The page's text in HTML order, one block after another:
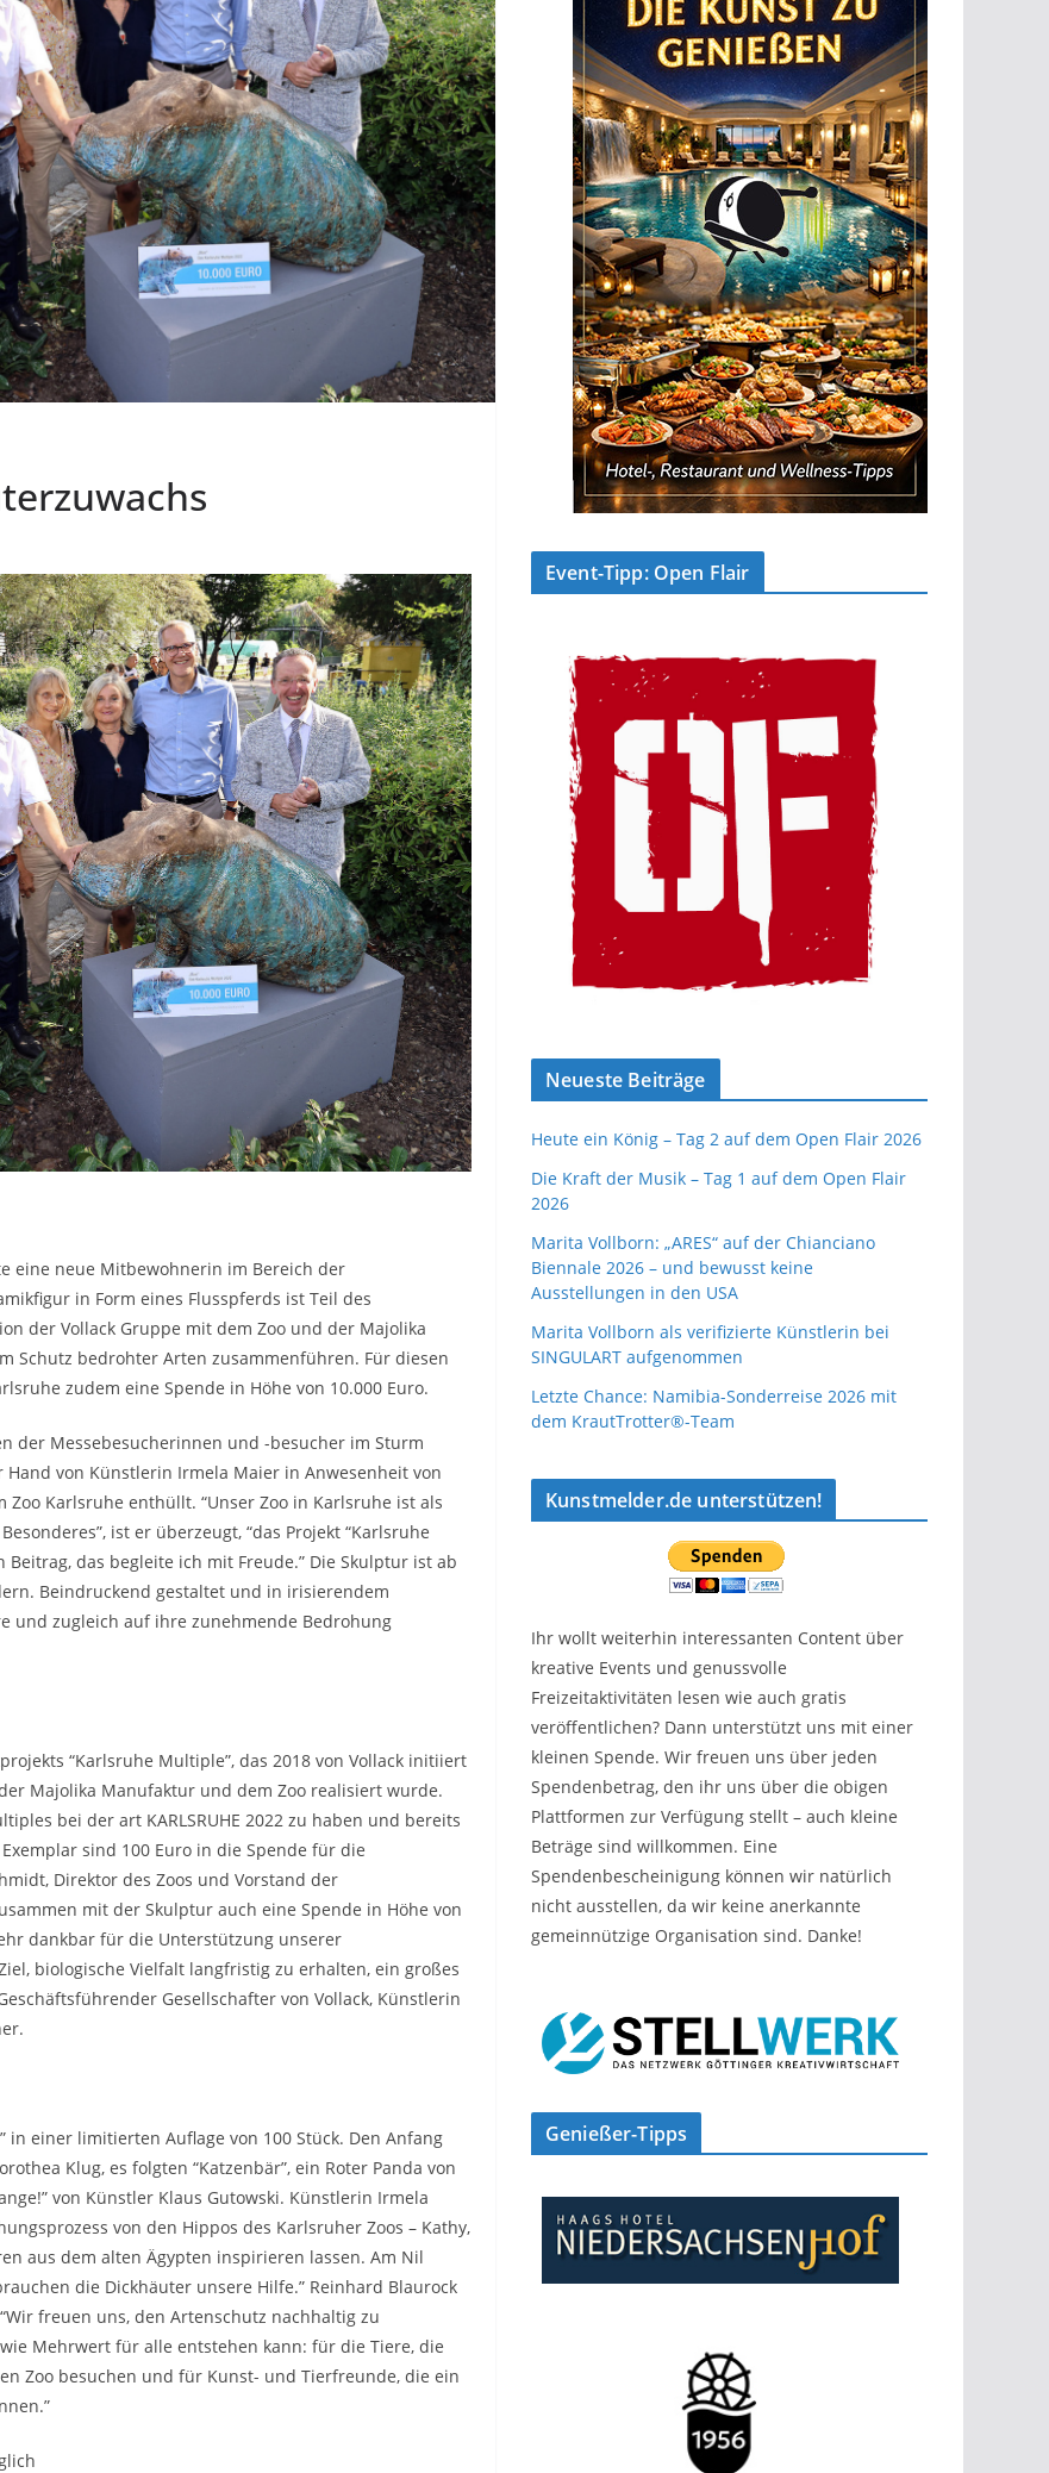
eine neue Mitbewohnerin im Bereich der
in Form eines Flusspferds ist Teil des
der Vollack Gruppe mit dem Zoo und der Majolika
Schutz bedrohter Arten zusammenführen. Für diesen
zudem eine Spende in Höhe von 10.000 Euro.
der Messebesucherinnen und -besucher im Sturm
von Künstlerin Irmela Maier in Anwesenheit von
Karlsruhe enthüllt. “Unser Zoo in Karlsruhe ist als
ist er überzeugt, “das Projekt “Karlsruhe
das begleite ich mit Freude.” Die Skulptur ist ab
Beindruckend gestaltet und in irisierendem
und zugleich auf ihre zunehmende Bedrohung
“Karlsruhe Multiple”, das 2018 von Vollack initiiert
Majolika Manufaktur und dem Zoo realisiert wurde.
bei der art KARLSRUHE 2022 zu haben und bereits
sind 100 Euro in die Spende für die
Direktor des Zoos und Vorstand der
mit der Skulptur auch eine Spende in Höhe von
dankbar für die Unterstützung unserer
biologische Vielfalt langfristig zu erhalten, ein großes
Gesellschafter von Vollack, Künstlerin
in einer limitierten Auflage von 100 Stück. Den Anfang
Klug, es folgten “Katzenbär”, ein Roter Panda von
von Künstler Klaus Gutowski. Künstlerin Irmela
von den Hippos des Karlsruher Zoos – Kathy,
aus dem alten Ägypten inspirieren lassen. Am Nil
die Dickhäuter unsere Hilfe.” Reinhard Blaurock
freuen uns, den Artenschutz nachhaltig zu
Mehrwert für alle entstehen kann: für die Tiere, die
Zoo besuchen und für Kunst- und Tierfreunde, die ein
Event-Tipp: Open Flair
Neueste Beiträge
Heute ein König – Tag 2 auf dem Open Flair 2026
Die Kraft der Musik – Tag 1 auf dem Open Flair
2026
Marita Vollborn: „ARES“ auf der Chianciano
Biennale 2026 – und bewusst keine
Ausstellungen in den USA
Marita Vollborn als verifizierte Künstlerin bei
SINGULART aufgenommen
Letzte Chance: Namibia-Sonderreise 2026 mit
dem KrautTrotter®-Team
Kunstmelder.de unterstützen!
Ihr wollt weiterhin interessanten Content über
kreative Events und genussvolle
Freizeitaktivitäten lesen wie auch gratis
veröffentlichen? Dann unterstützt uns mit einer
kleinen Spende. Wir freuen uns über jeden
Spendenbetrag, den ihr uns über die obigen
Plattformen zur Verfügung stellt – auch kleine
Beträge sind willkommen. Eine
Spendenbescheinigung können wir natürlich
nicht ausstellen, da wir keine anerkannte
gemeinnützige Organisation sind. Danke!
Genießer-Tipps